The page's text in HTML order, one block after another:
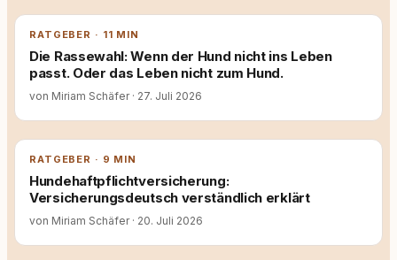
RATGEBER · 11 MIN
Die Rassewahl: Wenn der Hund nicht ins Leben
passt. Oder das Leben nicht zum Hund.
von Miriam Schäfer · 27. Juli 2026
RATGEBER · 9 MIN
Hundehaftpflichtversicherung:
Versicherungsdeutsch verständlich erklärt
von Miriam Schäfer · 20. Juli 2026